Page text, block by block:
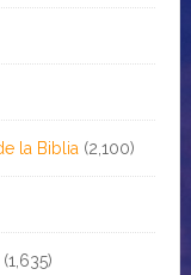
la Biblia (2,100)
(1,635)